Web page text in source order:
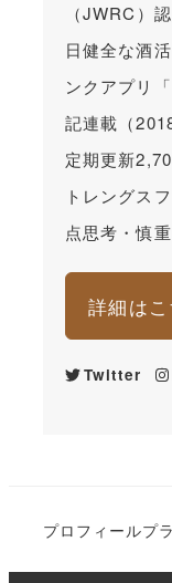
（JWRC）
日健全な酒
ンクアプリ
記連載（
定期更新
トレングス
点思考・慎
詳細はこ
Twitter
プロフィールプ